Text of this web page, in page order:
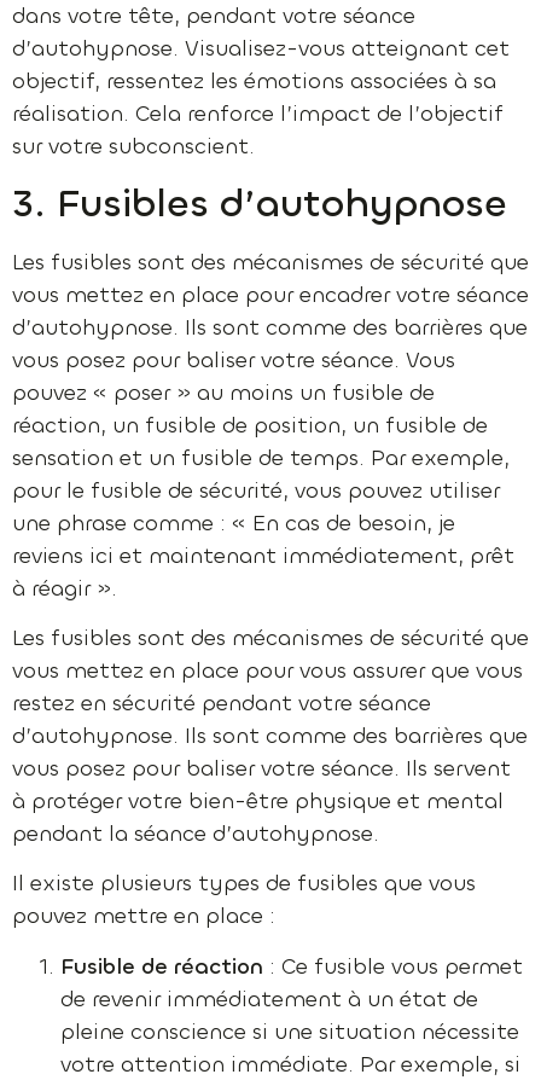
dans votre tête, pendant votre séance
d’autohypnose. Visualisez-vous atteignant cet
objectif, ressentez les émotions associées à sa
réalisation. Cela renforce l’impact de l’objectif
sur votre subconscient.
3. Fusibles d’autohypnose
Les fusibles sont des mécanismes de sécurité que
vous mettez en place pour encadrer votre séance
d’autohypnose. Ils sont comme des barrières que
vous posez pour baliser votre séance. Vous
pouvez « poser » au moins un fusible de
réaction, un fusible de position, un fusible de
sensation et un fusible de temps. Par exemple,
pour le fusible de sécurité, vous pouvez utiliser
une phrase comme : « En cas de besoin, je
reviens ici et maintenant immédiatement, prêt
à réagir ».
Les fusibles sont des mécanismes de sécurité que
vous mettez en place pour vous assurer que vous
restez en sécurité pendant votre séance
d’autohypnose. Ils sont comme des barrières que
vous posez pour baliser votre séance. Ils servent
à protéger votre bien-être physique et mental
pendant la séance d’autohypnose.
Il existe plusieurs types de fusibles que vous
pouvez mettre en place :
Fusible de réaction : Ce fusible vous permet
de revenir immédiatement à un état de
pleine conscience si une situation nécessite
votre attention immédiate. Par exemple, si